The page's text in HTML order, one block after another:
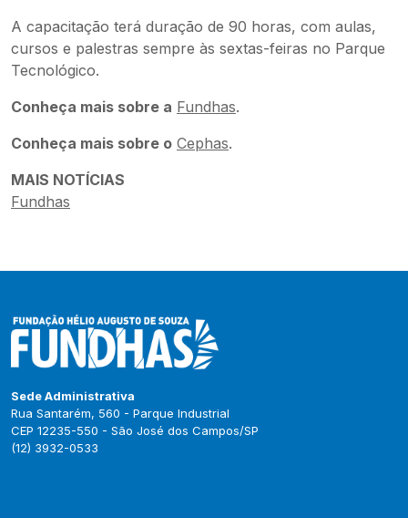
A capacitação terá duração de 90 horas, com aulas,
cursos e palestras sempre às sextas-feiras no Parque
Tecnológico.
Conheça mais sobre a Fundhas.
Conheça mais sobre o Cephas.
MAIS NOTÍCIAS
Fundhas
Sede Administrativa
Rua Santarém, 560 - Parque Industrial
CEP 12235-550 - São José dos Campos/SP
(12) 3932-0533